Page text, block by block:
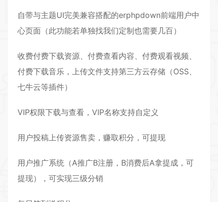
自带与主题UI完美兼容搭配的erphpdown前端用户中
心页面（此功能若单独找我们定制也需要几百）
收费付费下载资源、付费查看内容、付费观看视频、
付费下载音乐，上传文件支持第三方云存储（OSS、
七牛云等插件）
VIP权限下载与查看，VIP名称支持自定义
用户投稿上传资源售卖，赚取积分，可提现
用户推广系统（A推广B注册，B消费后A拿提成，可
提现），可实现三级分销